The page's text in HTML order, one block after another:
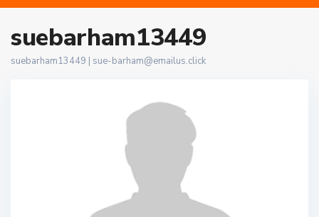
suebarham13449
suebarham13449 | sue-barham@emailus.click